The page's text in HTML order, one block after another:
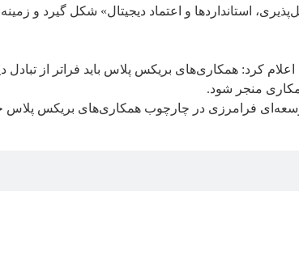
استانداردها و اعتماد دیجیتال» شکل گیرد و
کرد: همکاری‌های بریکس پلاس باید فراتر از تبادل
منجر شود.
فرامرزی در چارچوب همکاری‌های بریکس پلاس